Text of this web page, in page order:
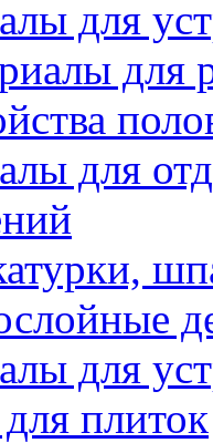
для
для
для
для
плиток